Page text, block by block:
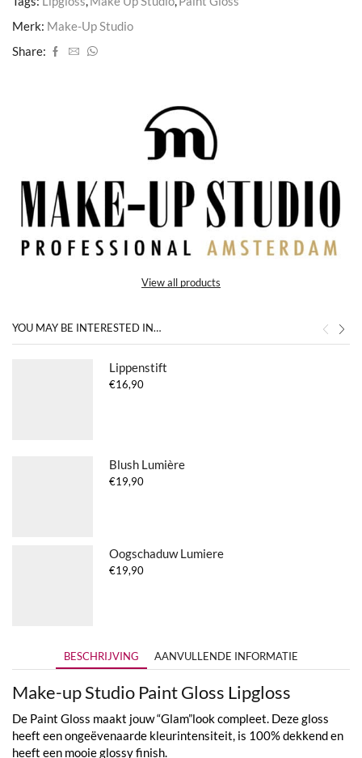
Merk: Make-Up Studio
Share:
View all products
YOU MAY BE INTERESTED IN…
Lippenstift
€16,90
Blush Lumière
€19,90
Oogschaduw Lumiere
€19,90
BESCHRIJVING AANVULLENDE INFORMATIE
Make-up Studio Paint Gloss Lipgloss
De Paint Gloss maakt jouw “Glam”look compleet. Deze gloss
heeft een ongeëvenaarde kleurintensiteit, is 100% dekkend en
heeft een mooie glossy finish.